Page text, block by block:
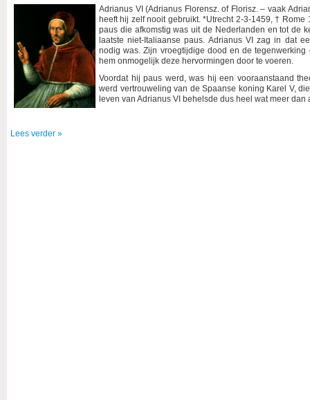
Adrianus VI (Adrianus Florensz. of Florisz. – vaak
heeft hij zelf nooit gebruikt. *Utrecht 2-3-1459, †
paus die afkomstig was uit de Nederlanden en tot de
laatste niet-Italiaanse paus. Adrianus VI zag in dat
nodig was. Zijn vroegtijdige dood en de
hem onmogelijk deze hervormingen door te voeren.
Voordat hij paus werd, was hij een vooraanstaand
werd vertrouweling van de Spaanse koning Karel V,
leven van Adrianus VI behelsde dus heel wat meer
Lees verder »